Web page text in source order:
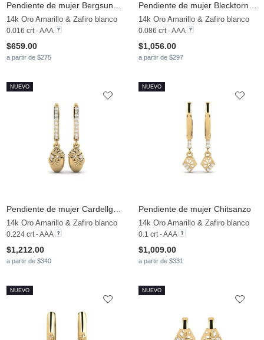
Pendiente de mujer Bergsundsgatvc
14k Oro Amarillo & Zafiro blanco
0.016 crt - AAA
$659.00
a partir de $275
Pendiente de mujer Blecktornsgrand
14k Oro Amarillo & Zafiro blanco
0.086 crt - AAA
$1,056.00
a partir de $297
Pendiente de mujer Cardellgatan
14k Oro Amarillo & Zafiro blanco
0.224 crt - AAA
$1,212.00
a partir de $340
NUEVO
Pendiente de mujer Chitsanzo
14k Oro Amarillo & Zafiro blanco
0.1 crt - AAA
$1,009.00
a partir de $331
NUEVO
NUEVO NUEVO